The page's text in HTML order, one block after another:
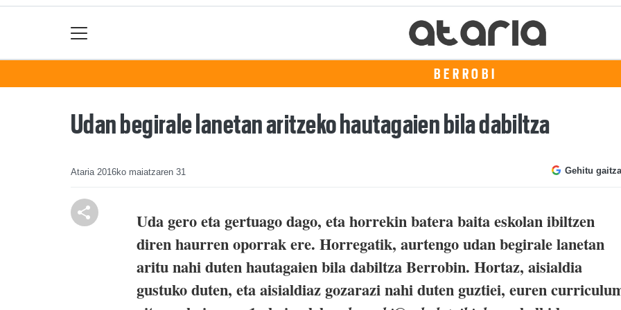
BERROBI
Udan begirale lanetan aritzeko hautagaien bila dabiltza
Ataria 2016ko maiatzaren 31 Gehitu
Uda gero eta gertuago dago, eta horrekin batera baita eskolan ibiltzen
diren haurren oporrak ere. Horregatik, aurtengo udan begirale lanetan
aritu nahi duten hautagaien bila dabiltza Berrobin. Hortaz, aisialdia
gustuko duten, eta aisialdiaz gozarazi nahi duten guztiei, euren